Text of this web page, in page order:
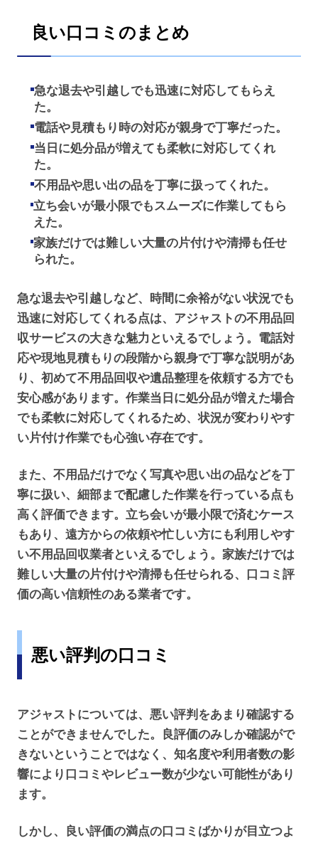
良い口コミのまとめ
急な退去や引越しでも迅速に対応してもらえ
た。
電話や見積もり時の対応が親身で丁寧だった。
当日に処分品が増えても柔軟に対応してくれ
た。
不用品や思い出の品を丁寧に扱ってくれた。
立ち会いが最小限でもスムーズに作業してもら
えた。
家族だけでは難しい大量の片付けや清掃も任せ
られた。
急な退去や引越しなど、時間に余裕がない状況でも
迅速に対応してくれる点は、アジャストの不用品回
収サービスの大きな魅力といえるでしょう。電話対
応や現地見積もりの段階から親身で丁寧な説明があ
り、初めて不用品回収や遺品整理を依頼する方でも
安心感があります。作業当日に処分品が増えた場合
でも柔軟に対応してくれるため、状況が変わりやす
い片付け作業でも心強い存在です。
また、不用品だけでなく写真や思い出の品などを丁
寧に扱い、細部まで配慮した作業を行っている点も
高く評価できます。立ち会いが最小限で済むケース
もあり、遠方からの依頼や忙しい方にも利用しやす
い不用品回収業者といえるでしょう。家族だけでは
難しい大量の片付けや清掃も任せられる、口コミ評
価の高い信頼性のある業者です。
悪い評判の口コミ
アジャストについては、悪い評判をあまり確認する
ことができませんでした。良評価のみしか確認がで
きないということではなく、知名度や利用者数の影
響により口コミやレビュー数が少ない可能性があり
ます。
しかし、良い評価の満点の口コミばかりが目立つよ